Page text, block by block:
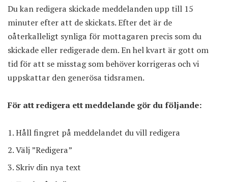
Du kan redigera skickade meddelanden upp till 15
minuter efter att de skickats. Efter det är de
oåterkalleligt synliga för mottagaren precis som du
skickade eller redigerade dem. En hel kvart är gott om
tid för att se misstag som behöver korrigeras och vi
uppskattar den generösa tidsramen.
För att redigera ett meddelande gör du följande:
Håll fingret på meddelandet du vill redigera
Välj ”Redigera”
Skriv din nya text